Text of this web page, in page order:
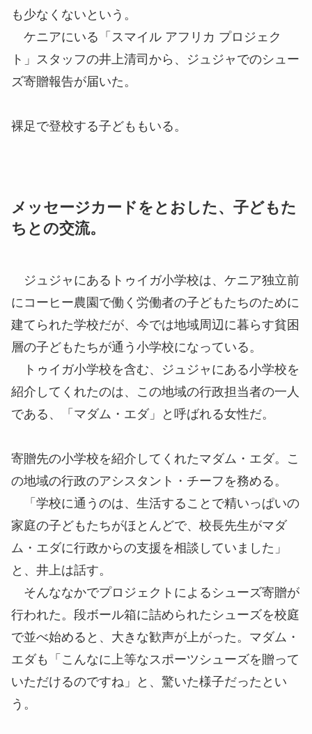
も少なくないという。
ケニアにいる「スマイル アフリカ プロジェク
ト」スタッフの井上清司から、ジュジャでのシュー
ズ寄贈報告が届いた。
裸足で登校する子どももいる。
メッセージカードをとおした、子どもた
ちとの交流。
ジュジャにあるトゥイガ小学校は、ケニア独立前
にコーヒー農園で働く労働者の子どもたちのために
建てられた学校だが、今では地域周辺に暮らす貧困
層の子どもたちが通う小学校になっている。
トゥイガ小学校を含む、ジュジャにある小学校を
紹介してくれたのは、この地域の行政担当者の一人
である、「マダム・エダ」と呼ばれる女性だ。
寄贈先の小学校を紹介してくれたマダム・エダ。こ
の地域の行政のアシスタント・チーフを務める。
「学校に通うのは、生活することで精いっぱいの
家庭の子どもたちがほとんどで、校長先生がマダ
ム・エダに行政からの支援を相談していました」
と、井上は話す。
そんななかでプロジェクトによるシューズ寄贈が
行われた。段ボール箱に詰められたシューズを校庭
で並べ始めると、大きな歓声が上がった。マダム・
エダも「こんなに上等なスポーツシューズを贈って
いただけるのですね」と、驚いた様子だったとい
う。